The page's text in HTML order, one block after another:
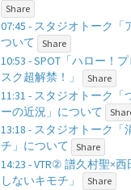
Share
07:45 - スタジオトーク「
ついて
Share
10:53 - SPOT「ハロー！
スク超解禁！」
Share
11:31 - スタジオトーク「
ーの近況」について
13:18 - スタジオトーク「
チ」について
Share
14:23 - VTR② 譜久村聖×
しないキモチ」
Share